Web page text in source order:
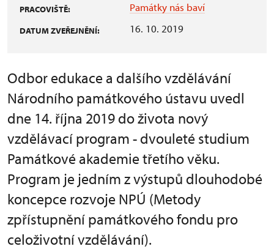
PRACOVIŠTĚ: Památky nás baví
DATUM ZVEŘEJNĚNÍ: 16. 10. 2019
Odbor edukace a dalšího vzdělávání
Národního památkového ústavu uvedl
dne 14. října 2019 do života nový
vzdělávací program - dvouleté studium
Památkové akademie třetího věku.
Program je jedním z výstupů dlouhodobé
koncepce rozvoje NPÚ (Metody
zpřístupnění památkového fondu pro
celoživotní vzdělávání).